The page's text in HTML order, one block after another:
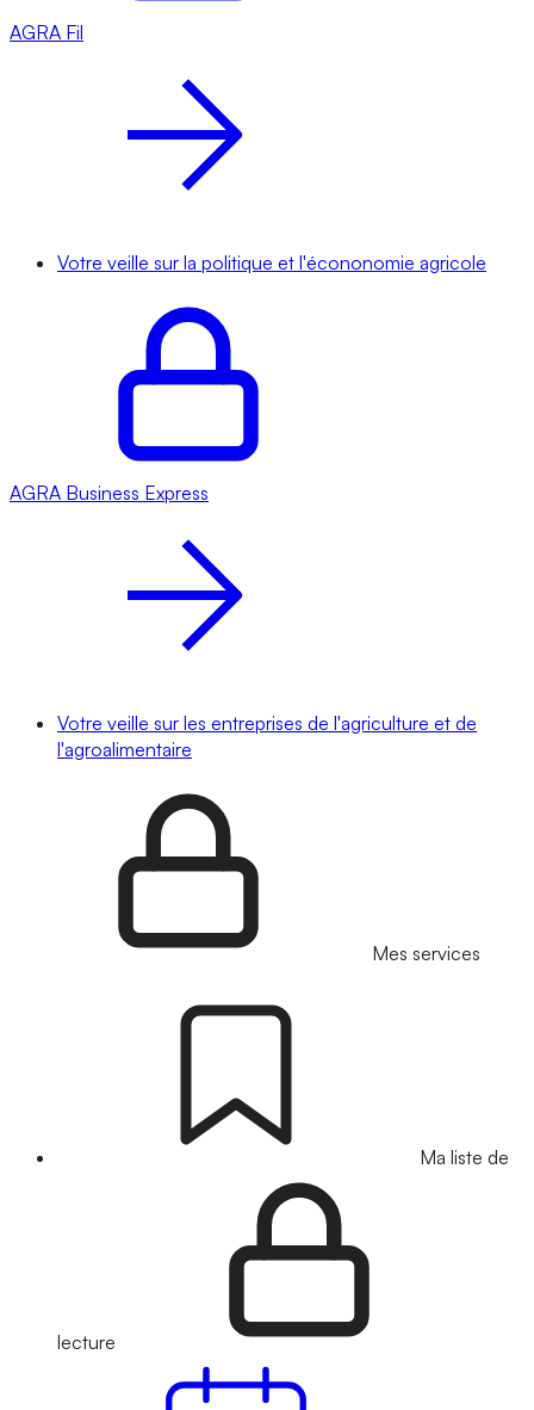
AGRA Fil
Votre veille sur la politique et l'écononomie agricole
AGRA Business Express
Votre veille sur les entreprises de l'agriculture et de
l'agroalimentaire
Mes services
Ma liste de
lecture